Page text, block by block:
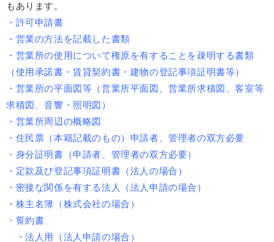
もあります。
・許可申請書
・営業の方法を記載した書類
・営業所の使用について権原を有することを疎明する書類
（使用承諾書・賃貸契約書・建物の登記事項証明書等）
・営業所の平面図等（営業所平面図、営業所求積図、客室等
求積図、音響・照明図）
・営業所周辺の概略図
・住民票（本籍記載のもの）申請者、管理者の双方必要
・身分証明書（申請者、管理者の双方必要）
・定款及び登記事項証明書（法人の場合）
・密接な関係を有する法人（法人申請の場合）
・株主名簿（株式会社の場合）
・誓約書
・法人用（法人申請の場合）